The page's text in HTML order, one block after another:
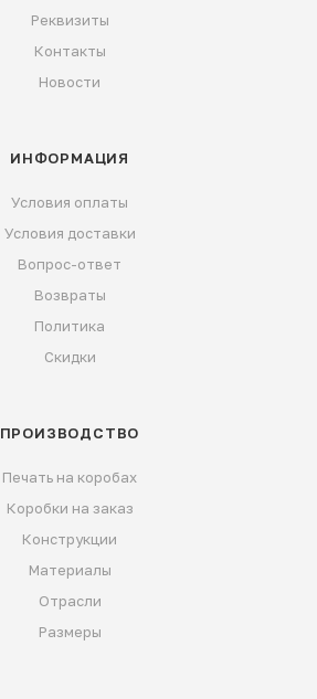
Реквизиты
Контакты
Новости
ИНФОРМАЦИЯ
Условия оплаты
Условия доставки
Вопрос-ответ
Возвраты
Политика
Скидки
ПРОИЗВОДСТВО
Печать на коробах
Коробки на заказ
Конструкции
Материалы
Отрасли
Размеры